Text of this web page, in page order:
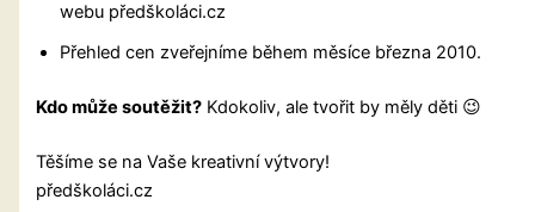
webu předškoláci.cz
Přehled cen zveřejníme během měsíce března 2010.
Kdo může soutěžit? Kdokoliv, ale tvořit by měly děti 😉
Těšíme se na Vaše kreativní výtvory!
předškoláci.cz